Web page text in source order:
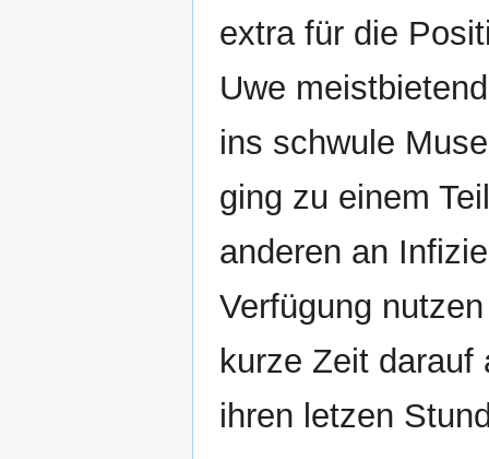
extra für die
Uwe
ins schwule
ging zu einem
anderen an
Verfügung
kurze Zeit
ihren letzen